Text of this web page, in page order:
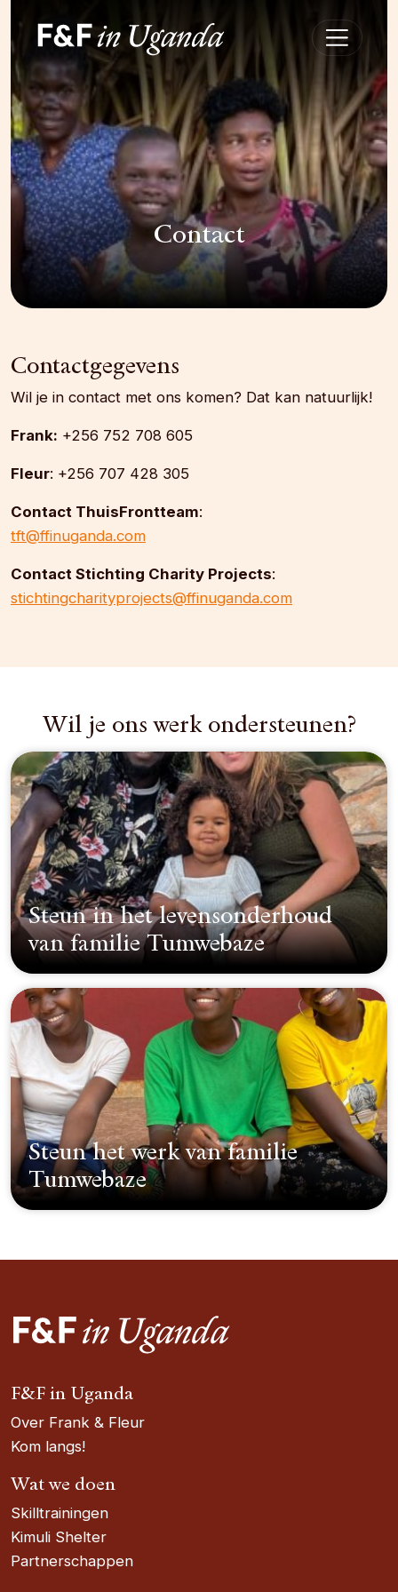
Contact
Contactgegevens
Wil je in contact met ons komen? Dat kan natuurlijk!
Frank: +256 752 708 605
Fleur: +256 707 428 305
Contact ThuisFrontteam:
tft@ffinuganda.com
Contact Stichting Charity Projects:
stichtingcharityprojects@ffinuganda.com
Wil je ons werk ondersteunen?
Steun in het levensonderhoud
van familie Tumwebaze
Steun het werk van familie
Tumwebaze
F&F in Uganda
Over Frank & Fleur
Kom langs!
Wat we doen
Skilltrainingen
Kimuli Shelter
Partnerschappen